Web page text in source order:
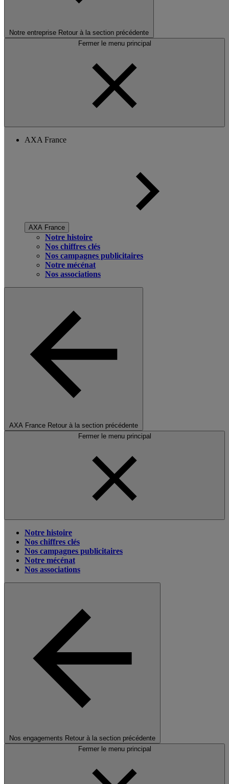
Notre entreprise Retour à la section précédente
Fermer le menu principal
AXA France
AXA France
Notre histoire
Nos chiffres clés
Nos campagnes publicitaires
Notre mécénat
Nos associations
AXA France Retour à la section précédente
Fermer le menu principal
Notre histoire
Nos chiffres clés
Nos campagnes publicitaires
Notre mécénat
Nos associations
Nos engagements Retour à la section précédente
Fermer le menu principal